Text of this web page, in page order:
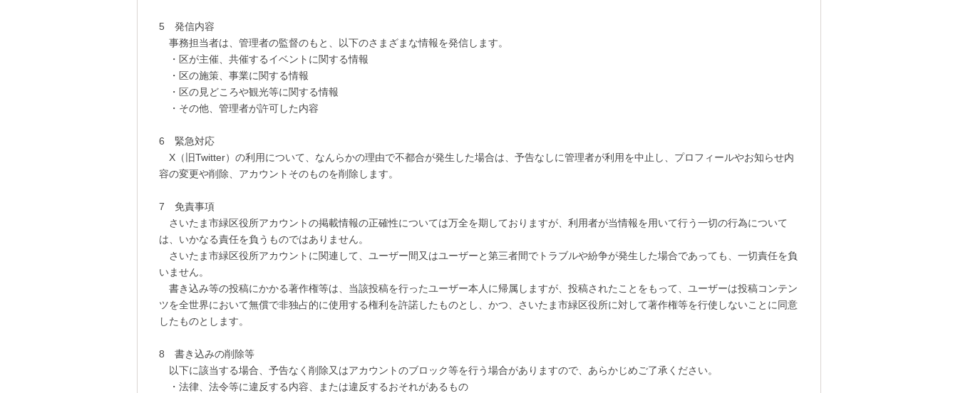
5 発信内容
事務担当者は、管理者の監督のもと、以下のさまざまな情報を発信します。
・区が主催、共催するイベントに関する情報
・区の施策、事業に関する情報
・区の見どころや観光等に関する情報
・その他、管理者が許可した内容
6 緊急対応
X（旧Twitter）の利用について、なんらかの理由で不都合が発生した場合は、予告なしに管理者が利用を中止し、プロフィールやお知らせ内
容の変更や削除、アカウントそのものを削除します。
7 免責事項
さいたま市緑区役所アカウントの掲載情報の正確性については万全を期しておりますが、利用者が当情報を用いて行う一切の行為について
は、いかなる責任を負うものではありません。
さいたま市緑区役所アカウントに関連して、ユーザー間又はユーザーと第三者間でトラブルや紛争が発生した場合であっても、一切責任を負
いません。
書き込み等の投稿にかかる著作権等は、当該投稿を行ったユーザー本人に帰属しますが、投稿されたことをもって、ユーザーは投稿コンテン
ツを全世界において無償で非独占的に使用する権利を許諾したものとし、かつ、さいたま市緑区役所に対して著作権等を行使しないことに同意
したものとします。
8 書き込みの削除等
以下に該当する場合、予告なく削除又はアカウントのブロック等を行う場合がありますので、あらかじめご了承ください。
・法律、法令等に違反する内容、または違反するおそれがあるもの